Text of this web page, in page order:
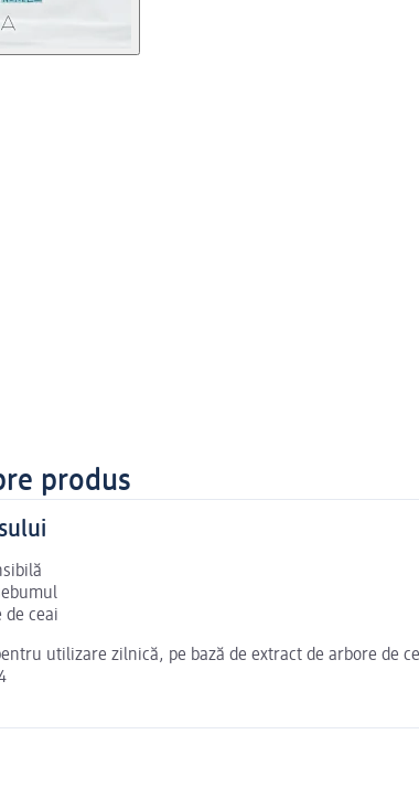
produs
de ceai
utilizare zilnică, pe bază de extract de arbore de